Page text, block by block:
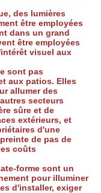
des lumières
être employées
dans un grand
être employées
visuel aux
sont pas
aux patios. Elles
allumer des
secteurs
sûre et de
extérieurs, et
d'une
de pas de
coûts
forme sont un
pour illuminer
d'installer, exiger